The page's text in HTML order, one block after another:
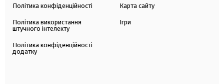
Політика конфіденційності
Політика використання
штучного інтелекту
Політика конфіденційності
додатку
Карта сайту
Ігри